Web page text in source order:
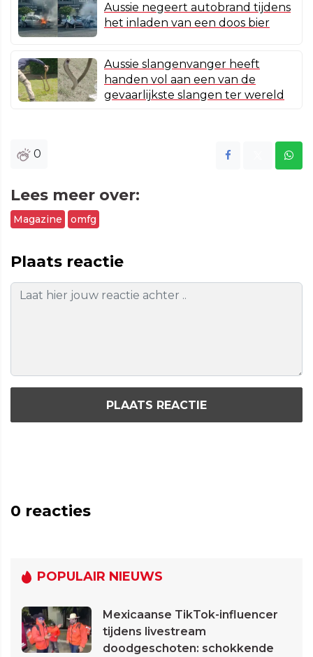
Aussie negeert autobrand tijdens
het inladen van een doos bier
Aussie slangenvanger heeft
handen vol aan een van de
gevaarlijkste slangen ter wereld
0
Lees meer over:
Magazine omfg
Plaats reactie
PLAATS REACTIE
0 reacties
POPULAIR NIEUWS
Mexicaanse TikTok-influencer
tijdens livestream
doodgeschoten: schokkende